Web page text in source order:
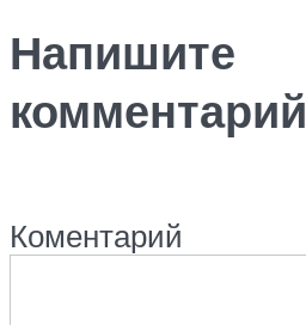
Напишите
комментарий
Коментарий